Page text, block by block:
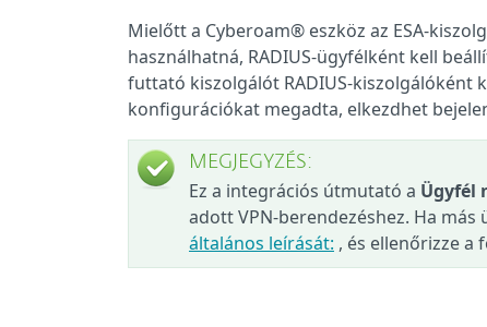
Mielőtt a Cyberoam® eszköz az ESA-
használhatná, RADIUS-ügyfélként kell
futtató kiszolgálót RADIUS-kiszolgálóként
konfigurációkat megadta, elkezdhet
MEGJEGYZÉS:
Ez a integrációs útmutató a Ügyfél
adott VPN-berendezéshez. Ha
általános leírását: , és ellenőrizze a